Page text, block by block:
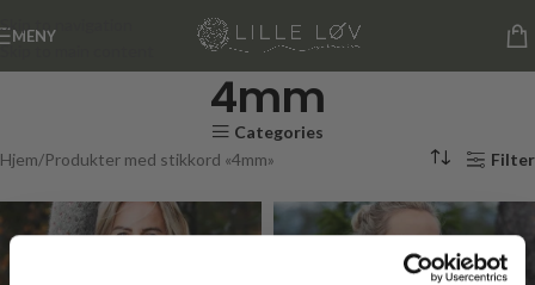
Skip to navigation
Skip to main content
MENY
4mm
Categories
Hjem Produkter med stikkord «4mm» Filter